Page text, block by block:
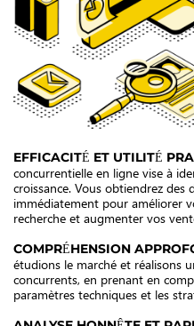
EFFICACITÉ ET UTILITÉ
concurrentielle en ligne vise à
croissance. Vous obtiendrez des
immédiatement pour améliorer
recherche et augmenter vos
COMPRÉHENSION
étudions le marché et réalisons
concurrents, en prenant en
paramètres techniques et les